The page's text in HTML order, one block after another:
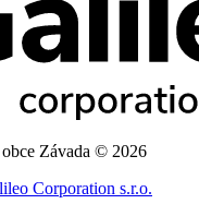
Závada © 2026
Corporation s.r.o.